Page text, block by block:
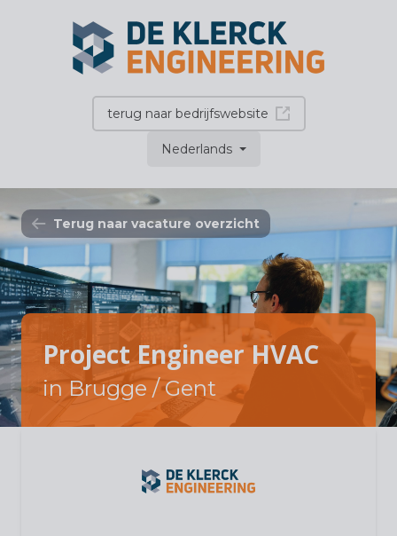
terug naar bedrijfswebsite
Nederlands
Terug naar vacature overzicht
Project Engineer HVAC
in Brugge / Gent